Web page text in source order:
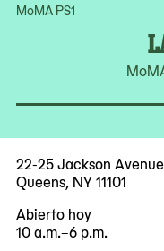
MoMA PS1
22-25 Jackson Avenue
Queens, NY 11101
Abierto hoy
10 a.m.–6 p.m.